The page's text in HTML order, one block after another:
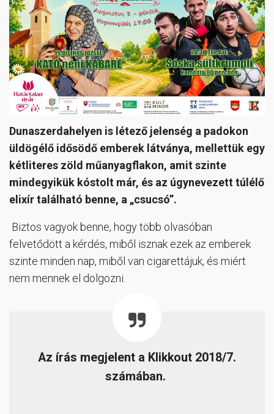
Dunaszerdahelyen is létező jelenség a padokon
üldögélő idősödő emberek látványa, mellettük egy
kétliteres zöld műanyagflakon, amit szinte
mindegyikük kóstolt már, és az úgynevezett túlélő
elixír található benne, a „csucsó”.
Biztos vagyok benne, hogy több olvasóban
felvetődött a kérdés, miből isznak ezek az emberek
szinte minden nap, miből van cigarettájuk, és miért
nem mennek el dolgozni.
Az írás megjelent a Klikkout 2018/7.
számában.